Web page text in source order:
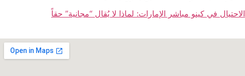
الاحتيال في كينو مباشر الإمارات: لماذا لا يُقال “مجانية” حقاً